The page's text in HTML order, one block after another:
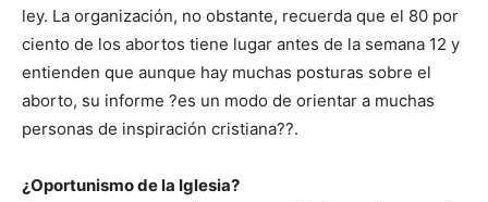
ley. La organización, no obstante, recuerda que el 80 por
ciento de los abortos tiene lugar antes de la semana 12 y
entienden que aunque hay muchas posturas sobre el
aborto, su informe ?es un modo de orientar a muchas
personas de inspiración cristiana??.
¿Oportunismo de la Iglesia?